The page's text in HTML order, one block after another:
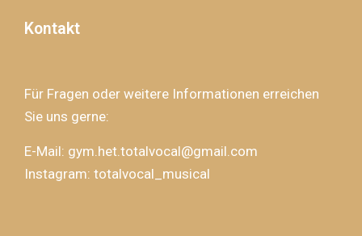
Kontakt
Für Fragen oder weitere Informationen erreichen
Sie uns gerne:
E-Mail: gym.het.totalvocal@gmail.com
Instagram: totalvocal_musical